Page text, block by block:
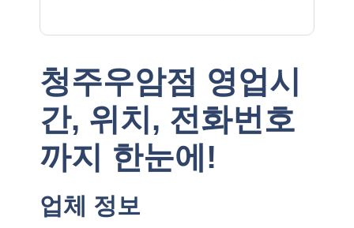
청주우암점 영업시
간, 위치, 전화번호
까지 한눈에!
업체 정보